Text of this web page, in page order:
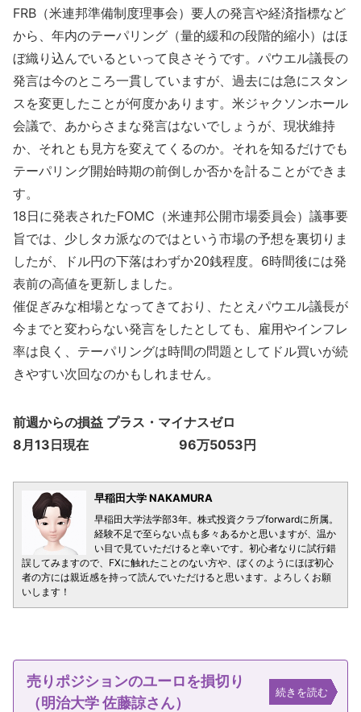
FRB（米連邦準備制度理事会）要人の発言や経済指標など
から、年内のテーパリング（量的緩和の段階的縮小）はほ
ぼ織り込んでいるといって良さそうです。パウエル議長の
発言は今のところ一貫していますが、過去には急にスタン
スを変更したことが何度かあります。米ジャクソンホール
会議で、あからさまな発言はないでしょうが、現状維持
か、それとも見方を変えてくるのか。それを知るだけでも
テーパリング開始時期の前倒しか否かを計ることができま
す。
18日に発表されたFOMC（米連邦公開市場委員会）議事要
旨では、少しタカ派なのではという市場の予想を裏切りま
したが、ドル円の下落はわずか20銭程度。6時間後には発
表前の高値を更新しました。
催促ぎみな相場となってきており、たとえパウエル議長が
今までと変わらない発言をしたとしても、雇用やインフレ
率は良く、テーパリングは時間の問題としてドル買いが続
きやすい次回なのかもしれません。
前週からの損益 プラス・マイナスゼロ
8月13日現在 96万5053円
早稲田大学 NAKAMURA
早稲田大学法学部3年。株式投資クラブforwardに所属。
経験不足で至らない点も多々あるかと思いますが、温か
い目で見ていただけると幸いです。初心者なりに試行錯
誤してみますので、FXに触れたことのない方や、ぼくのようにほぼ初心
者の方には親近感を持って読んでいただけると思います。よろしくお願
いします！
売りポジションのユーロを損切り
（明治大学 佐藤諒さん）
続きを読む